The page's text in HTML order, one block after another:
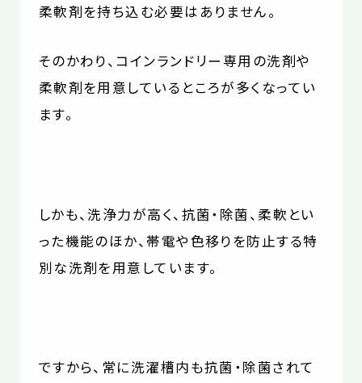
柔軟剤を持ち込む必要はありません。
そのかわり、コインランドリー専用の洗剤や
柔軟剤を用意しているところが多くなってい
ます。
しかも、洗浄力が高く、抗菌・除菌、柔軟とい
った機能のほか、帯電や色移りを防止する特
別な洗剤を用意しています。
ですから、常に洗濯槽内も抗菌・除菌されて